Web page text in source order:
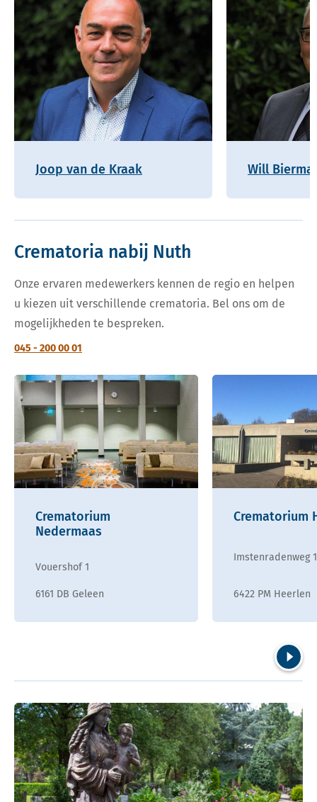
Joop van de Kraak Will
Crematoria nabij Nuth
Onze ervaren medewerkers kennen de regio en helpen
u kiezen uit verschillende crematoria. Bel ons om de
mogelijkheden te bespreken.
045 - 200 00 01
Crematorium
Nedermaas
Vouershof 1
6161 DB Geleen
Crematorium
Imstenradenweg
6422 PM Heerlen